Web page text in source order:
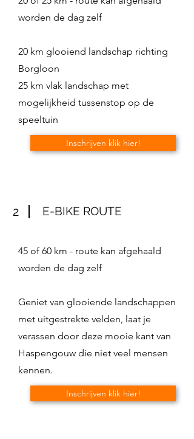
worden de dag zelf
20 km glooiend landschap richting
Borgloon
25 km vlak landschap met
mogelijkheid tussenstop op de
speeltuin
Inschrijven klik hier!
2 E-BIKE ROUTE
45 of 60 km - route kan afgehaald
worden de dag zelf
Geniet van glooiende landschappen
met uitgestrekte velden, laat je
verassen door deze mooie kant van
Haspengouw die niet veel mensen
kennen.
Inschrijven klik hier!